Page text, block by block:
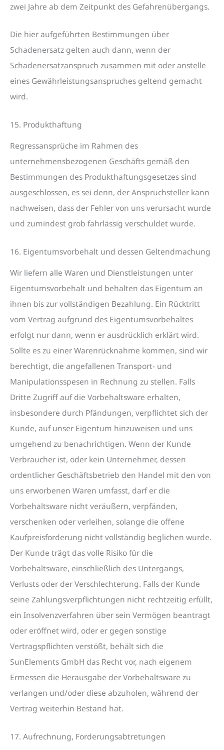
zwei Jahre ab dem Zeitpunkt des Gefahrenübergangs.
Die hier aufgeführten Bestimmungen über
Schadenersatz gelten auch dann, wenn der
Schadenersatzanspruch zusammen mit oder anstelle
eines Gewährleistungsanspruches geltend gemacht
wird.
15. Produkthaftung
Regressansprüche im Rahmen des
unternehmensbezogenen Geschäfts gemäß den
Bestimmungen des Produkthaftungsgesetzes sind
ausgeschlossen, es sei denn, der Anspruchsteller kann
nachweisen, dass der Fehler von uns verursacht wurde
und zumindest grob fahrlässig verschuldet wurde.
16. Eigentumsvorbehalt und dessen Geltendmachung
Wir liefern alle Waren und Dienstleistungen unter
Eigentumsvorbehalt und behalten das Eigentum an
ihnen bis zur vollständigen Bezahlung. Ein Rücktritt
vom Vertrag aufgrund des Eigentumsvorbehaltes
erfolgt nur dann, wenn er ausdrücklich erklärt wird.
Sollte es zu einer Warenrücknahme kommen, sind wir
berechtigt, die angefallenen Transport- und
Manipulationsspesen in Rechnung zu stellen. Falls
Dritte Zugriff auf die Vorbehaltsware erhalten,
insbesondere durch Pfändungen, verpflichtet sich der
Kunde, auf unser Eigentum hinzuweisen und uns
umgehend zu benachrichtigen. Wenn der Kunde
Verbraucher ist, oder kein Unternehmer, dessen
ordentlicher Geschäftsbetrieb den Handel mit den von
uns erworbenen Waren umfasst, darf er die
Vorbehaltsware nicht veräußern, verpfänden,
verschenken oder verleihen, solange die offene
Kaufpreisforderung nicht vollständig beglichen wurde.
Der Kunde trägt das volle Risiko für die
Vorbehaltsware, einschließlich des Untergangs,
Verlusts oder der Verschlechterung. Falls der Kunde
seine Zahlungsverpflichtungen nicht rechtzeitig erfüllt,
ein Insolvenzverfahren über sein Vermögen beantragt
oder eröffnet wird, oder er gegen sonstige
Vertragspflichten verstößt, behält sich die
SunElements GmbH das Recht vor, nach eigenem
Ermessen die Herausgabe der Vorbehaltsware zu
verlangen und/oder diese abzuholen, während der
Vertrag weiterhin Bestand hat.
17. Aufrechnung, Forderungsabtretungen